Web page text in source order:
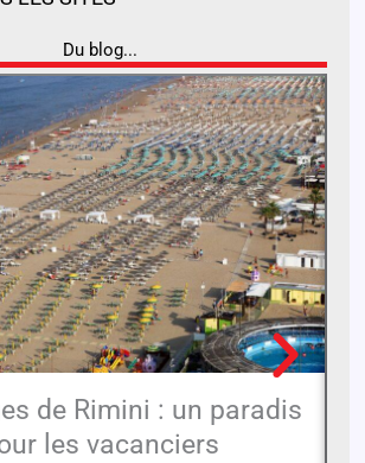
Du blog...
de Rimini : un paradis
les vacanciers